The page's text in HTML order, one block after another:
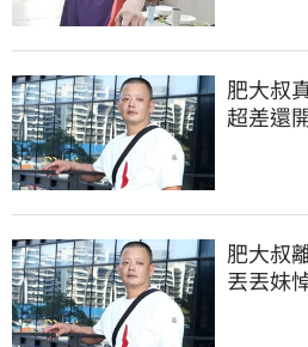
肥大叔
超差還
肥大叔
丟丟妹